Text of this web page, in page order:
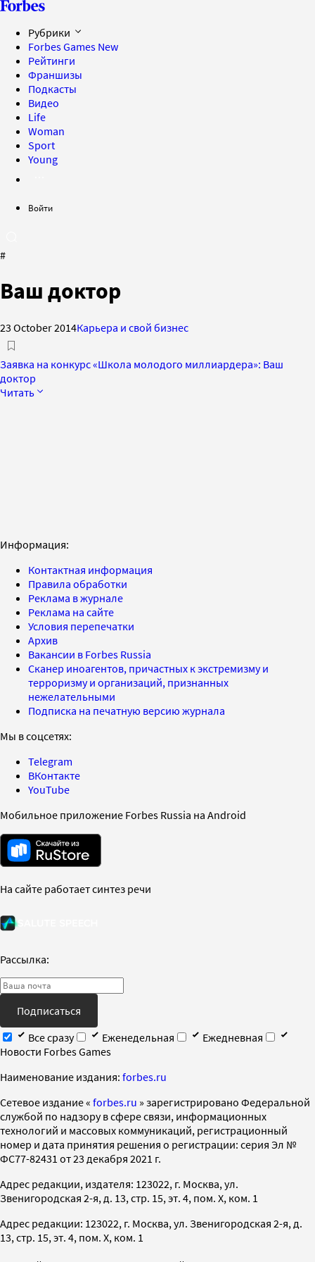
Рубрики
Forbes Games New
Рейтинги
Франшизы
Подкасты
Видео
Life
Woman
Sport
Young
Войти
#
Ваш доктор
23 October 2014Карьера и свой бизнес
Заявка на конкурс «Школа молодого миллиардера»: Ваш
доктор
Читать
Информация:
Контактная информация
Правила обработки
Реклама в журнале
Реклама на сайте
Условия перепечатки
Архив
Вакансии в Forbes Russia
Сканер иноагентов, причастных к экстремизму и
терроризму и организаций, признанных
нежелательными
Подписка на печатную версию журнала
Мы в соцсетях:
Telegram
ВКонтакте
YouTube
Мобильное приложение Forbes Russia на Android
На сайте работает синтез речи
Рассылка:
Подписаться
Все сразу
Еженедельная
Ежедневная
Новости Forbes Games
Наименование издания: forbes.ru
Cетевое издание « forbes.ru » зарегистрировано Федеральной
службой по надзору в сфере связи, информационных
технологий и массовых коммуникаций, регистрационный
номер и дата принятия решения о регистрации: серия Эл №
ФС77-82431 от 23 декабря 2021 г.
Адрес редакции, издателя: 123022, г. Москва, ул.
Звенигородская 2-я, д. 13, стр. 15, эт. 4, пом. X, ком. 1
Адрес редакции: 123022, г. Москва, ул. Звенигородская 2-я, д.
13, стр. 15, эт. 4, пом. X, ком. 1